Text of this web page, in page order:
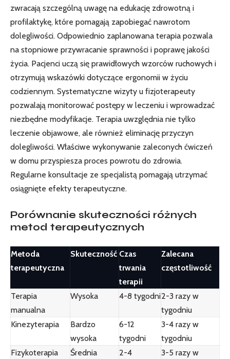
zwracają szczególną uwagę na edukację zdrowotną i
profilaktykę, które pomagają zapobiegać nawrotom
dolegliwości. Odpowiednio zaplanowana terapia pozwala
na stopniowe przywracanie sprawności i poprawę jakości
życia. Pacjenci uczą się prawidłowych wzorców ruchowych i
otrzymują wskazówki dotyczące ergonomii w życiu
codziennym. Systematyczne wizyty u fizjoterapeuty
pozwalają monitorować postępy w leczeniu i wprowadzać
niezbędne modyfikacje. Terapia uwzględnia nie tylko
leczenie objawowe, ale również eliminację przyczyn
dolegliwości. Właściwe wykonywanie zaleconych ćwiczeń
w domu przyspiesza proces powrotu do zdrowia.
Regularne konsultacje ze specjalistą pomagają utrzymać
osiągnięte efekty terapeutyczne.
Porównanie skuteczności różnych
metod terapeutycznych
Metoda
terapeutyczna
Skuteczność Czas
trwania
terapii
Zalecana
częstotliwość
Terapia
manualna
Wysoka 4-8 tygodni2-3 razy w
tygodniu
Kinezyterapia
Bardzo
wysoka
6-12
tygodni
3-4 razy w
tygodniu
Fizykoterapia
Średnia
2-4
3-5 razy w